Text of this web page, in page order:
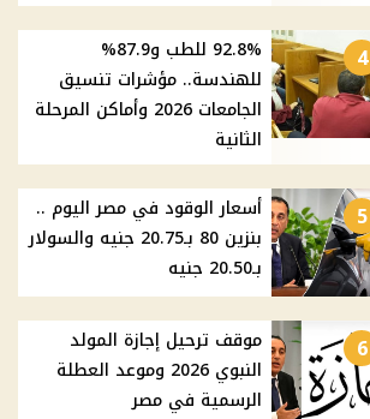
4
92.8% للطب و87.9%
للهندسة.. مؤشرات تنسيق
الجامعات 2026 وأماكن المرحلة
الثانية
5
أسعار الوقود في مصر اليوم ..
بنزين 80 بـ20.75 جنيه والسولار
بـ20.50 جنيه
6
موقف ترحيل إجازة المولد
النبوي 2026 وموعد العطلة
الرسمية في مصر